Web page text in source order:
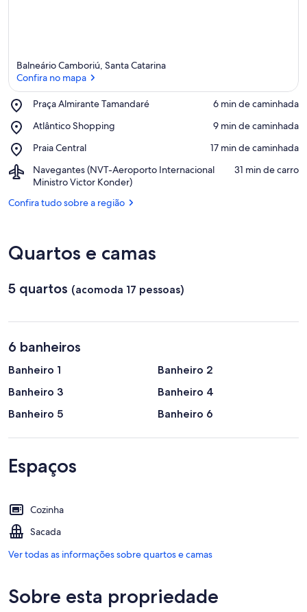
Balneário Camboriú, Santa Catarina
Confira no mapa
Praça Almirante Tamandaré
Place,
Almirante
‪6 min de caminhada‬
Atlântico Shopping
Place,
Shopping
‪9 min de caminhada‬
Praia Central
Place,
Central
‪17 min de caminhada‬
Navegantes (NVT-Aeroporto Internacional
Ministro Victor Konder)
Airport,
Navegantes
Aeroporto
Konder)
‪31 min de carro‬
Confira tudo sobre a região
Quartos e camas
5 quartos (acomoda 17 pessoas)
6 banheiros
Banheiro 1
Banheiro 2
Banheiro 3
Banheiro 4
Banheiro 5
Banheiro 6
Espaços
Cozinha
Sacada
Ver todas as informações sobre quartos e camas
Sobre esta propriedade